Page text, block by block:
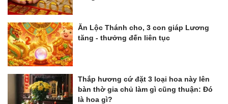
Ăn Lộc Thánh cho, 3 con giáp Lương
tăng - thưởng đến liên tục
Thắp hương cứ đặt 3 loại hoa này lên
bàn thờ gia chủ làm gì cũng thuận: Đó
là hoa gì?